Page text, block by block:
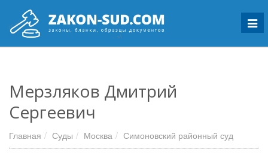
Мерзляков Дмитрий
Сергеевич
Главная Суды Москва Симоновский районный суд